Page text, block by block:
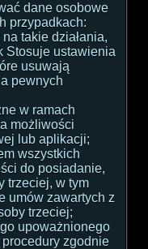
dane osobowe
przypadkach:
takie działania,
Stosuje ustawienia
usuwają
pewnych
w ramach
możliwości
lub aplikacji;
wszystkich
do posiadanie,
trzeciej, w tym
umów zawartych z
trzeciej;
upoważnionego
zgodnie